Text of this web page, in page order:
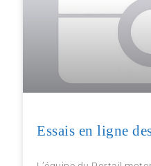
Essais en ligne